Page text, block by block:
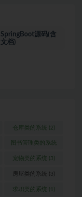
SpringBoot源码(含
文档)
仓库类的系统 (2)
图书管理类的系统
(1)
宠物类的系统 (3)
房屋类的系统 (3)
求职类的系统 (1)